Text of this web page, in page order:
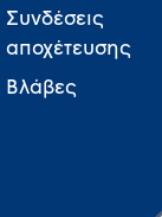
Συνδέσεις
αποχέτευσης
Βλάβες